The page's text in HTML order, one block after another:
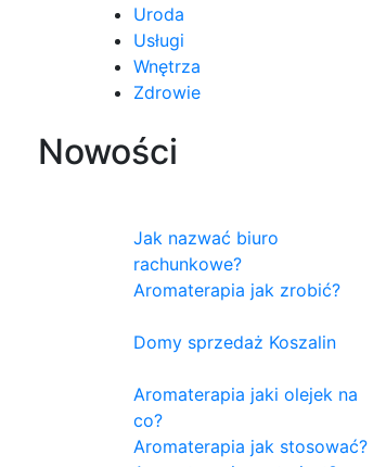
Uroda
Usługi
Wnętrza
Zdrowie
Nowości
Jak nazwać biuro
rachunkowe?
Aromaterapia jak zrobić?
Domy sprzedaż Koszalin
Aromaterapia jaki olejek na
co?
Aromaterapia jak stosować?